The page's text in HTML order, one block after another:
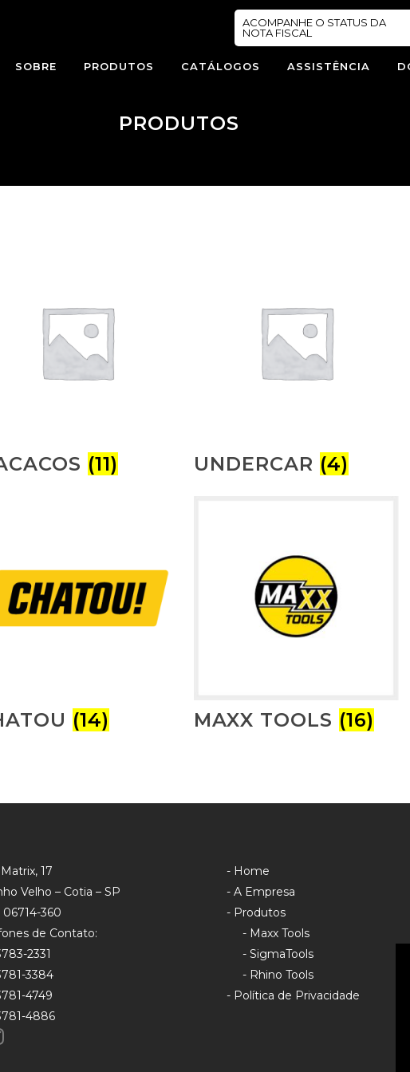
ACOMPANHE O STATUS DA
NOTA FISCAL
SOBRE PRODUTOS CATÁLOGOS ASSISTÊNCIA
PRODUTOS
(11) UNDERCAR (4)
(14) MAXX TOOLS (16)
17
Velho – Cotia – SP
06714-360
de Contato:
2331
3384
4749
4886
- Home
- A Empresa
- Produtos
- Maxx Tools
- SigmaTools
- Rhino Tools
- Política de Privacidade